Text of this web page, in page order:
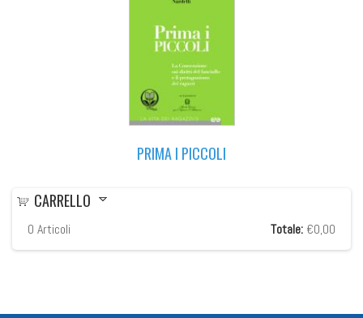
PRIMA I PICCOLI
CARRELLO
0 Articoli Totale: €0,00